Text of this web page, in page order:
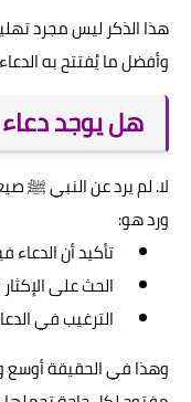
هذا الذكر ليس مجرد
وأفضل ما يُفتتح به
هل يوجد
لا. لم يرد عن النبي ﷺ
ورد هو:
تأكيد أن
الحث على
الترغيب في
وهذا في الحقيقة أوسع